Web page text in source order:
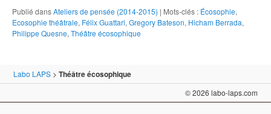
Publié dansAteliers de pensée (2014-2015) | Mots-clés : Écosophie,
Ecosophie théâtrale, Félix Guattari, Gregory Bateson, Hicham Berrada,
Philippe Quesne, Théâtre écosophique
Labo LAPS >Théâtre écosophique
© 2026 labo-laps.com